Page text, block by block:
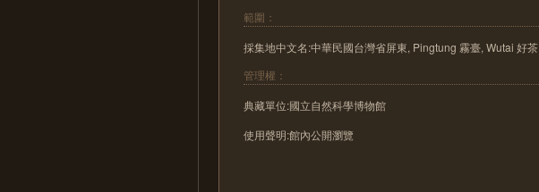
範圍：
採集地中文名:中華民國台灣省屏東, Pingtung 霧臺, Wutai 好茶
管理權：
典藏單位:國立自然科學博物館
使用聲明:館內公開瀏覽